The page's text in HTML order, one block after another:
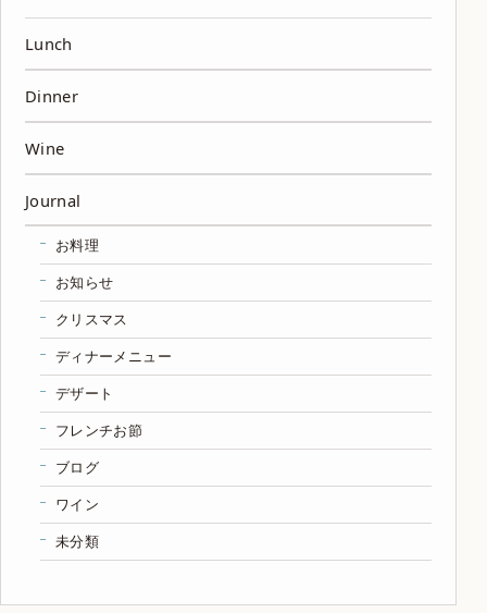
Lunch
Dinner
Wine
Journal
お料理
お知らせ
クリスマス
ディナーメニュー
デザート
フレンチお節
ブログ
ワイン
未分類